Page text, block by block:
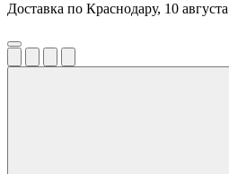
Доставка по Краснодару, 10 августа